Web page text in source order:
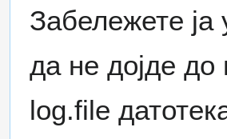
Забележете ја
да не дојде
log.file